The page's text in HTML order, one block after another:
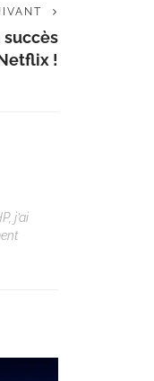
succès
!
j’ai